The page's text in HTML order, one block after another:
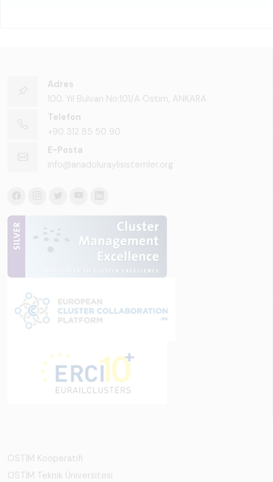
Adres
100. Yıl Bulvarı No:101/A Ostim, ANKARA
Telefon
+90 312 85 50 90
E-Posta
info@anadoluraylisistemler.org
OSTİM Kooperatifi
OSTİM Teknik Üniversitesi